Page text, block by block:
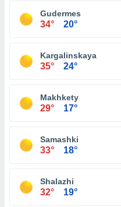
Gudermes
34° 20°
Kargalinskaya
35° 24°
Makhkety
29° 17°
Samashki
33° 18°
Shalazhi
32° 19°